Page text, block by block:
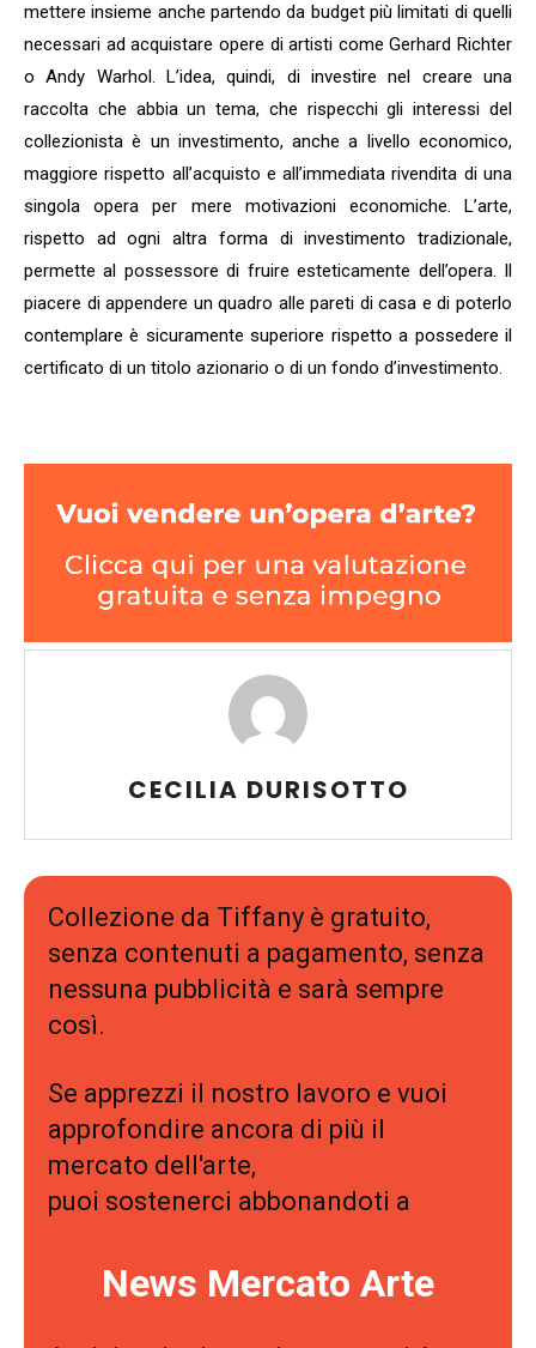
mettere insieme anche partendo da budget più limitati di quelli
necessari ad acquistare opere di artisti come Gerhard Richter
o Andy Warhol. L’idea, quindi, di investire nel creare una
raccolta che abbia un tema, che rispecchi gli interessi del
collezionista è un investimento, anche a livello economico,
maggiore rispetto all’acquisto e all’immediata rivendita di una
singola opera per mere motivazioni economiche. L’arte,
rispetto ad ogni altra forma di investimento tradizionale,
permette al possessore di fruire esteticamente dell’opera. Il
piacere di appendere un quadro alle pareti di casa e di poterlo
contemplare è sicuramente superiore rispetto a possedere il
certificato di un titolo azionario o di un fondo d’investimento.
CECILIA DURISOTTO
Collezione da Tiffany è gratuito,
senza contenuti a pagamento, senza
nessuna pubblicità e sarà sempre
così.
Se apprezzi il nostro lavoro e vuoi
approfondire ancora di più il
mercato dell'arte,
puoi sostenerci abbonandoti a
News Mercato Arte